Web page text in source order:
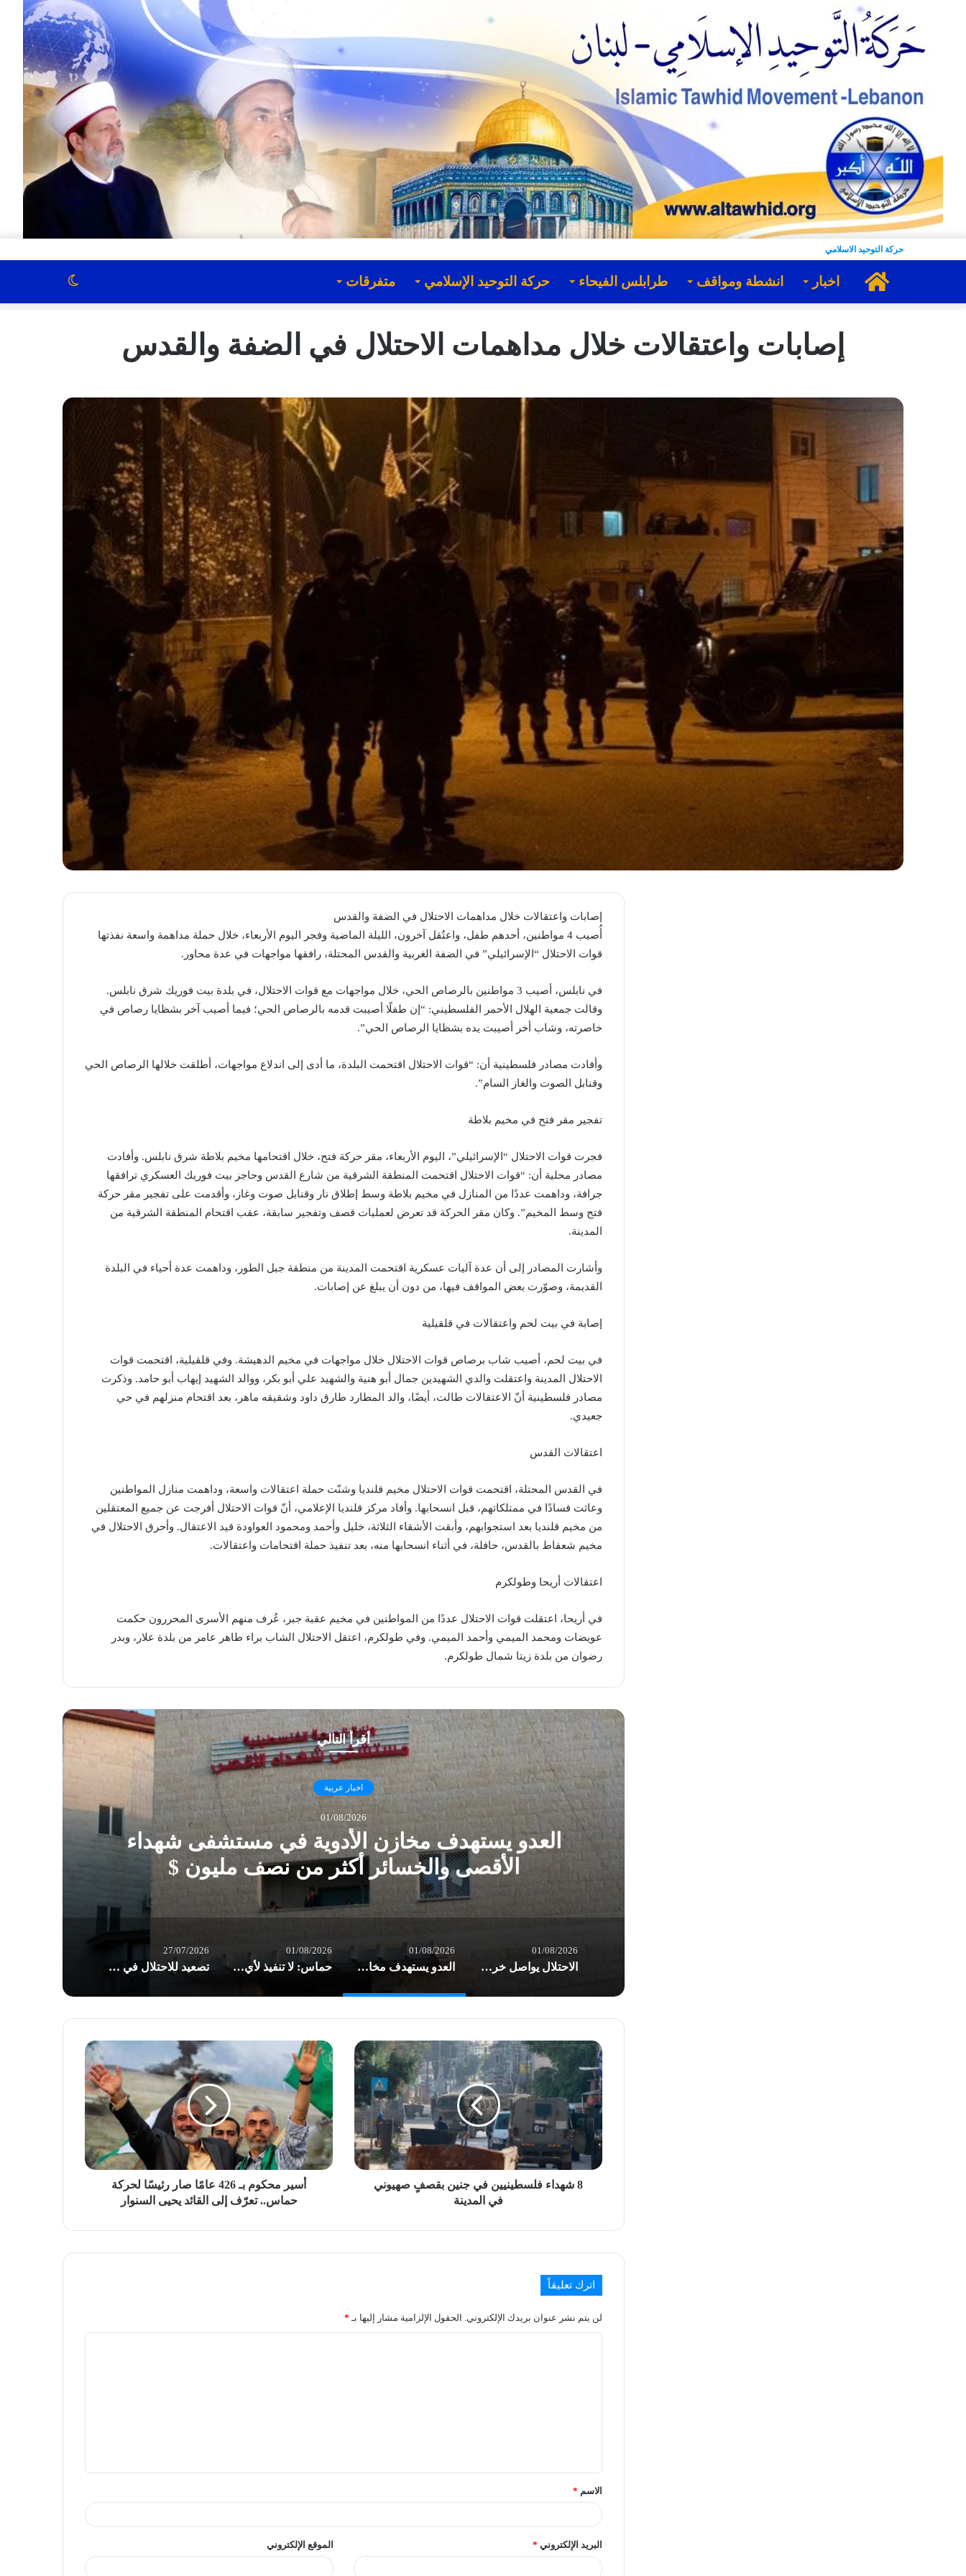
حركة التوحيد الاسلامي
الرئيسية
اخبار انشطة ومواقف طرابلس الفيحاء حركة التوحيد الإسلامي متفرقات الوضع
إصابات واعتقالات خلال مداهمات الاحتلال في الضفة والقدس
إصابات واعتقالات خلال مداهمات الاحتلال في الضفة والقدس
أُصيب 4 مواطنين، أحدهم طفل، واعتُقل آخرون، الليلة الماضية وفجر اليوم الأربعاء، خلال حملة مداهمة واسعة نفذتها
قوات الاحتلال “الإسرائيلي” في الضفة الغربية والقدس المحتلة، رافقها مواجهات في عدة محاور.
في نابلس، أصيب 3 مواطنين بالرصاص الحي، خلال مواجهات مع قوات الاحتلال، في بلدة بيت فوريك شرق نابلس.
وقالت جمعية الهلال الأحمر الفلسطيني: “إن طفلًا أصيبت قدمه بالرصاص الحي؛ فيما أصيب آخر بشظايا رصاص في
خاصرته، وشاب أخر أصيبت يده بشظايا الرصاص الحي”.
وأفادت مصادر فلسطينية أن: “قوات الاحتلال اقتحمت البلدة، ما أدى إلى اندلاع مواجهات، أطلقت خلالها الرصاص الحي
وقنابل الصوت والغاز السام”.
تفجير مقر فتح في مخيم بلاطة
فجرت قوات الاحتلال “الإسرائيلي”، اليوم الأربعاء، مقر حركة فتح، خلال اقتحامها مخيم بلاطة شرق نابلس. وأفادت
مصادر محلية أن: “قوات الاحتلال اقتحمت المنطقة الشرقية من شارع القدس وحاجز بيت فوريك العسكري ترافقها
جرافة، وداهمت عددًا من المنازل في مخيم بلاطة وسط إطلاق نار وقنابل صوت وغاز، وأقدمت على تفجير مقر حركة
فتح وسط المخيم”. وكان مقر الحركة قد تعرض لعمليات قصف وتفجير سابقة، عقب اقتحام المنطقة الشرقية من
المدينة.
وأشارت المصادر إلى أن عدة آليات عسكرية اقتحمت المدينة من منطقة جبل الطور، وداهمت عدة أحياء في البلدة
القديمة، وصوّرت بعض المواقف فيها، من دون أن يبلغ عن إصابات.
إصابة في بيت لحم واعتقالات في قلقيلية
في بيت لحم، أصيب شاب برصاص قوات الاحتلال خلال مواجهات في مخيم الدهيشة. وفي قلقيلية، اقتحمت قوات
الاحتلال المدينة واعتقلت والدي الشهيدين جمال أبو هنية والشهيد علي أبو بكر، ووالد الشهيد إيهاب أبو حامد. وذكرت
مصادر فلسطينية أنّ الاعتقالات طالت، أيضًا، والد المطارد طارق داود وشقيقه ماهر، بعد اقتحام منزلهم في حي
جعيدي.
اعتقالات القدس
في القدس المحتلة، اقتحمت قوات الاحتلال مخيم قلنديا وشنّت حملة اعتقالات واسعة، وداهمت منازل المواطنين
وعاثت فسادًا في ممتلكاتهم، قبل انسحابها. ‏وأفاد مركز قلنديا الإعلامي، أنّ قوات الاحتلال أفرجت عن جميع المعتقلين
من مخيم قلنديا بعد استجوابهم، وأبقت الأشقاء الثلاثة، خليل وأحمد ومحمود العواودة‏ قيد الاعتقال. وأحرق الاحتلال في
مخيم شعفاط بالقدس، حافلة، في أثناء انسحابها منه، بعد تنفيذ حملة اقتحامات واعتقالات.
اعتقالات أريحا وطولكرم
في أريحا، اعتقلت قوات الاحتلال عددًا من المواطنين في مخيم عقبة جبر، عُرف منهم الأسرى المحررون حكمت
عويضات ومحمد الميمي وأحمد الميمي. وفي طولكرم، اعتقل الاحتلال الشاب براء طاهر عامر من بلدة علار، وبدر
رضوان من بلدة زيتا شمال طولكرم.
أقرأ التالي
اخبار عربية
01/08/2026
العدو يستهدف مخازن الأدوية في مستشفى شهداء
الأقصى والخسائر أكثر من نصف مليون $
01/08/2026
الاحتلال يواصل خرق الهدنة في غزة.. شهداء وعشرات الإصابات بغارات العدو
01/08/2026
العدو يستهدف مخازن الأدوية في مستشفى شهداء الأقصى والخسائر أكثر من نصف مليون $
01/08/2026
حماس: لا تنفيذ لأي خطوة بشأن حصر السلاح قبل انسحاب الاحتلال من قطاع غزة
27/07/2026
تصعيد للاحتلال في الضفة: اقتحامات واعتقالات وسيدة فلسطينية تفقد جنينها بسبب الحواجز
8 شهداء فلسطينيين في جنين بقصفٍ صهيوني
في المدينة
أسير محكوم بـ 426 عامًا صار رئيسًا لحركة
حماس.. تعرّف إلى القائد يحيى السنوار
اترك تعليقاً
لن يتم نشر عنوان بريدك الإلكتروني. الحقول الإلزامية مشار إليها بـ *
الاسم *
البريد الإلكتروني * الموقع الإلكتروني